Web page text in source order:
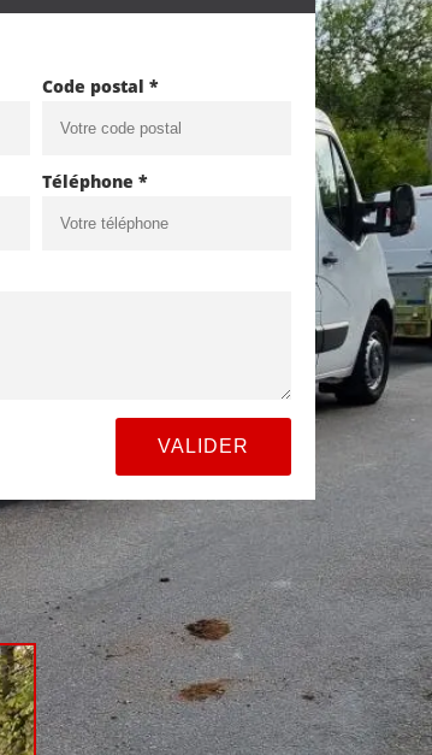
Code postal *
Téléphone *